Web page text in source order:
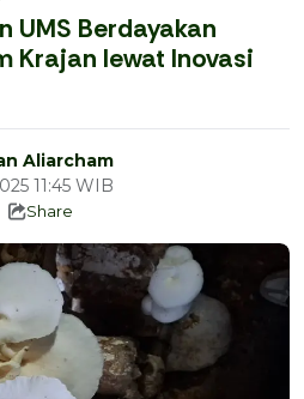
UMS Berdayakan
Krajan lewat Inovasi
Aliarcham
11:45 WIB
Share